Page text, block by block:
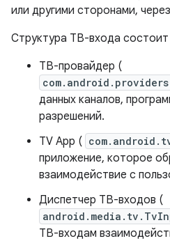
или другими сторонами,
Структура ТВ-входа состоит
ТВ-провайдер (
данных каналов,
разрешений.
TV App (
приложение, которое
взаимодействие с
Диспетчер ТВ-входов (
ТВ-входам